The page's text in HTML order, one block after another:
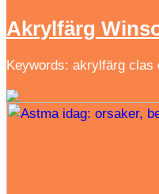
Akrylfärg
Keywords: akrylfärg